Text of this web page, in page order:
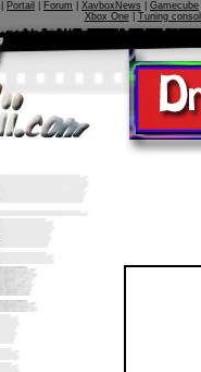
Portail Forum XavboxNews Gamecube
Xbox One| Tuning